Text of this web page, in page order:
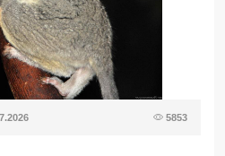
5853